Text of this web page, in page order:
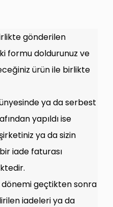
gönderilen
formu doldurunuz ve
ürün ile birlikte
ya da serbest
yapıldı ise
ya da sizin
bir iade faturası
dönemi geçtikten sonra
iadeleri ya da